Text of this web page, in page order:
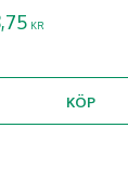
KR
KÖP